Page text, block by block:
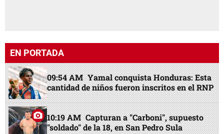
EN PORTADA
09:54 AM Yamal conquista Honduras: Esta
cantidad de niños fueron inscritos en el RNP
10:19 AM Capturan a "Carboni", supuesto
"soldado" de la 18, en San Pedro Sula